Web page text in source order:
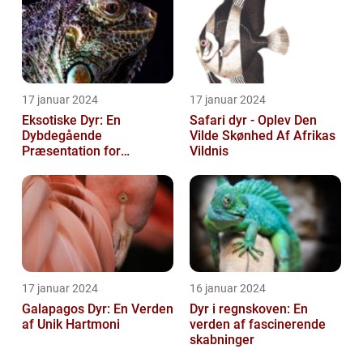
17 januar 2024
Eksotiske Dyr: En
Dybdegående
Præsentation for
17 januar 2024
Safari dyr - Oplev Den
Vilde Skønhed Af Afrikas
Vildnis
17 januar 2024
Galapagos Dyr: En Verden
af Unik Hartmoni
16 januar 2024
Dyr i regnskoven: En
verden af fascinerende
skabninger